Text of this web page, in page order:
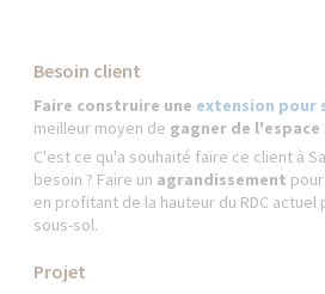
Besoin client
Faire construire une extension pour
meilleur moyen de gagner de l'espace
C'est ce qu'a souhaité faire ce client à
besoin ? Faire un agrandissement
en profitant de la hauteur du RDC
sous-sol.
Projet